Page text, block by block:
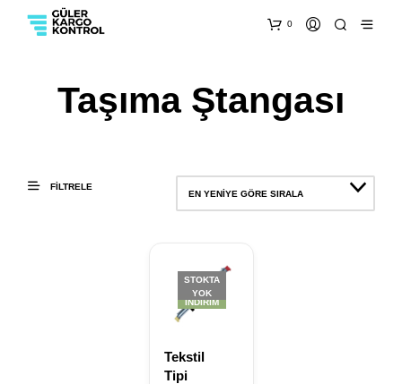
0
Taşıma Ştangası
FILTRELE
EN YENIYE GÖRE SIRALA
STOKTA
YOK
İNDIRIM
Tekstil
Tipi